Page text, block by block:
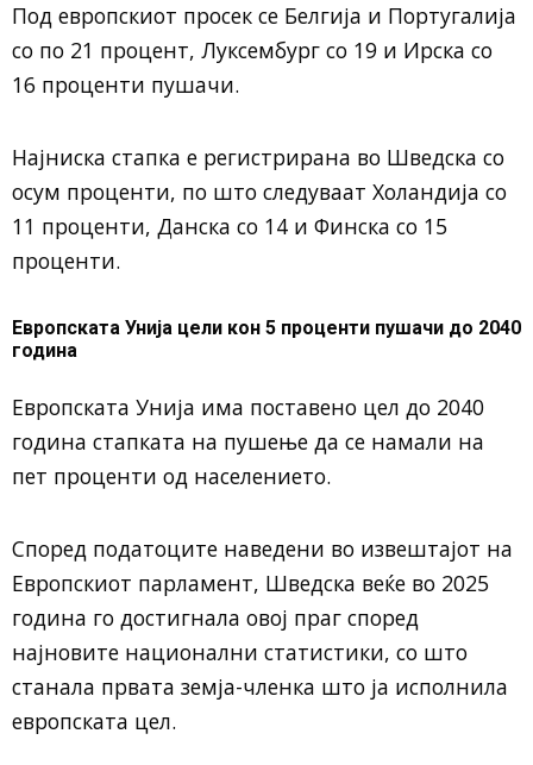
Под европскиот просек се Белгија и Португалија
со по 21 процент, Луксембург со 19 и Ирска со
16 проценти пушачи.
Најниска стапка е регистрирана во Шведска со
осум проценти, по што следуваат Холандија со
11 проценти, Данска со 14 и Финска со 15
проценти.
Европската Унија цели кон 5 проценти пушачи до 2040
година
Европската Унија има поставено цел до 2040
година стапката на пушење да се намали на
пет проценти од населението.
Според податоците наведени во извештајот на
Европскиот парламент, Шведска веќе во 2025
година го достигнала овој праг според
најновите национални статистики, со што
станала првата земја-членка што ја исполнила
европската цел.